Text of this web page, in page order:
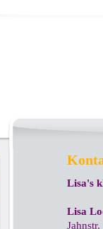
Lisa's
Lisa
Jahnstr.